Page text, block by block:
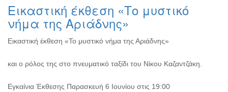
Ειδών
Συνέδρια
Ημερίδες
Διημερίδες
Διαλέξεις-
Εικαστική έκθεση «Το μυστικό
νήμα της Αριάδνης»
Εικαστική έκθεση «Το μυστικό νήμα της Αριάδνης»
και ο ρόλος της στο πνευματικό ταξίδι του Νίκου Καζαντζάκη.
Εγκαίνια Έκθεσης Παρασκευή 6 Ιουνίου στις 19:00